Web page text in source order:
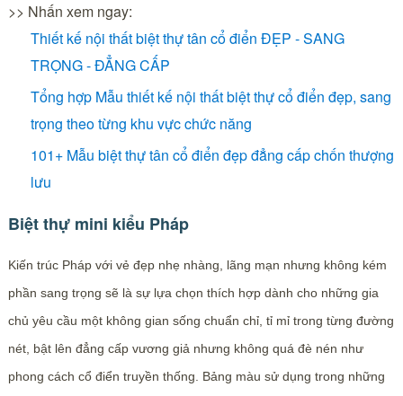
>> Nhấn xem ngay:
Thiết kế nội thất biệt thự tân cổ điển ĐẸP - SANG
TRỌNG - ĐẲNG CẤP
Tổng hợp Mẫu thiết kế nội thất biệt thự cổ điển đẹp, sang
trọng theo từng khu vực chức năng
101+ Mẫu biệt thự tân cổ điển đẹp đẳng cấp chốn thượng
lưu
Biệt thự mini kiểu Pháp
Kiến trúc Pháp với vẻ đẹp nhẹ nhàng, lãng mạn nhưng không kém
phần sang trọng sẽ là sự lựa chọn thích hợp dành cho những gia
chủ yêu cầu một không gian sống chuẩn chỉ, tỉ mỉ trong từng đường
nét, bật lên đẳng cấp vương giả nhưng không quá đè nén như
phong cách cổ điển truyền thống. Bảng màu sử dụng trong những